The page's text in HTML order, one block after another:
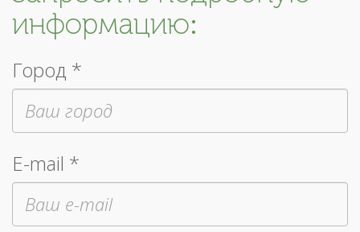
информацию:
Город *
E-mail *